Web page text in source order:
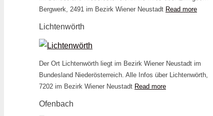
Bergwerk, 2491 im Bezirk Wiener Neustadt Read more
Lichtenwörth
Der Ort Lichtenwörth liegt im Bezirk Wiener Neustadt im
Bundesland Niederösterreich. Alle Infos über Lichtenwörth,
7202 im Bezirk Wiener Neustadt Read more
Ofenbach